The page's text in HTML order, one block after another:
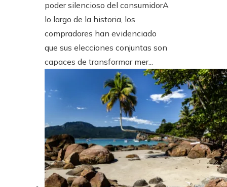
poder silencioso del consumidorA
lo largo de la historia, los
compradores han evidenciado
que sus elecciones conjuntas son
capaces de transformar mer...